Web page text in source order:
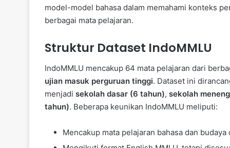
model-model bahasa dalam memahami konteks
berbagai mata pelajaran.
Struktur Dataset IndoMMLU
IndoMMLU mencakup 64 mata pelajaran dari
ujian masuk perguruan tinggi. Dataset ini
menjadi sekolah dasar (6 tahun), sekolah
tahun). Beberapa keunikan IndoMMLU meliputi:
Mencakup mata pelajaran bahasa dan